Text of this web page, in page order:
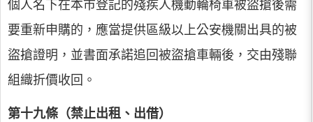
個人名下在本市登記的殘疾人機動輪椅車被盜搶後需
要重新申購的，應當提供區級以上公安機關出具的被
盜搶證明，並書面承諾追回被盜搶車輛後，交由殘聯
組織折價收回。
第十九條（禁止出租、出借）